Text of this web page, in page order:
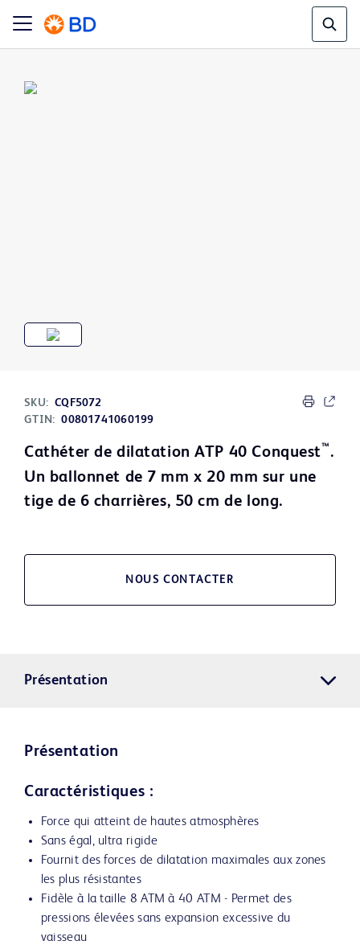
SKU: CQF5072
GTIN: 00801741060199
Cathéter de dilatation ATP 40 Conquest™ .
Un ballonnet de 7 mm x 20 mm sur une
tige de 6 charrières, 50 cm de long.
NOUS CONTACTER
Présentation
Présentation
Caractéristiques :
Force qui atteint de hautes atmosphères
Sans égal, ultra rigide
Fournit des forces de dilatation maximales aux zones
les plus résistantes
Fidèle à la taille 8 ATM à 40 ATM - Permet des
pressions élevées sans expansion excessive du
vaisseau